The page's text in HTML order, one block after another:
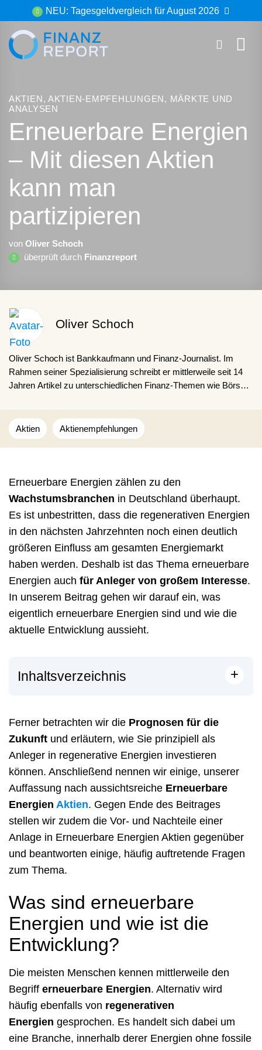
Inhalt
springen
NEU: Tagesgeldvergleich für August 2026
AKTIEN, AKTIEN-EMPFEHLUNGEN, MÄRKTE UND
ANALYSEN
Erneuerbare Energien
– Mit diesen Aktien
kann man
partizipieren
von Oliver Schoch
überprüft durch Finanzreport
Oliver Schoch
Oliver Schoch ist Bankkaufmann und Finanz-Journalist. Im
Rahmen seiner Spezialisierung schreibt er mittlerweile seit 14
Jahren Artikel zu unterschiedlichen Finanz-Themen wie Börse,
und zeigt, wie interessant und alltäglich das Thema Finanzen in
der Praxis ist.
Aktien Aktienempfehlungen
Erneuerbare Energien zählen zu den
Wachstumsbranchen in Deutschland überhaupt.
Es ist unbestritten, dass die regenerativen Energien
in den nächsten Jahrzehnten noch einen deutlich
größeren Einfluss am gesamten Energiemarkt
haben werden. Deshalb ist das Thema erneuerbare
Energien auch für Anleger von großem Interesse.
In unserem Beitrag gehen wir darauf ein, was
eigentlich erneuerbare Energien sind und wie die
aktuelle Entwicklung aussieht.
Inhaltsverzeichnis +
Ferner betrachten wir die Prognosen für die
Zukunft und erläutern, wie Sie prinzipiell als
Anleger in regenerative Energien investieren
können. Anschließend nennen wir einige, unserer
Auffassung nach aussichtsreiche Erneuerbare
Energien Aktien. Gegen Ende des Beitrages
stellen wir zudem die Vor- und Nachteile einer
Anlage in Erneuerbare Energien Aktien gegenüber
und beantworten einige, häufig auftretende Fragen
zum Thema.
Was sind erneuerbare
Energien und wie ist die
Entwicklung?
Die meisten Menschen kennen mittlerweile den
Begriff erneuerbare Energien. Alternativ wird
häufig ebenfalls von regenerativen
Energien gesprochen. Es handelt sich dabei um
eine Branche, innerhalb derer Energien ohne fossile